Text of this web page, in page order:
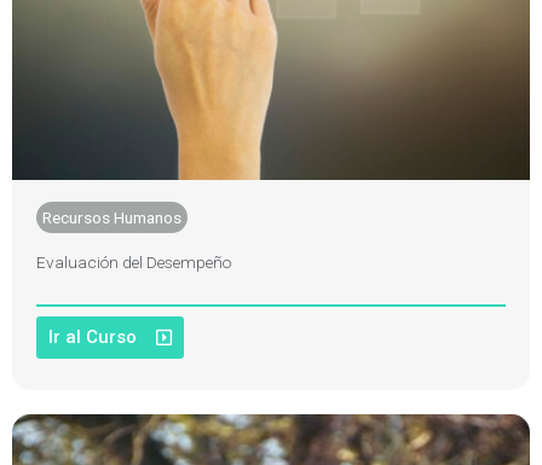
Recursos Humanos
Evaluación del Desempeño
Ir al Curso